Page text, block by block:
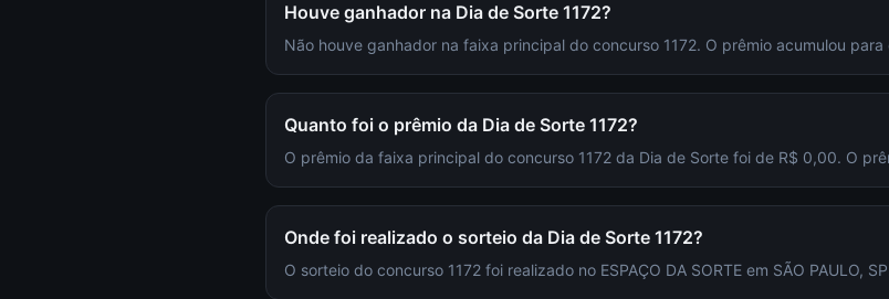
Houve ganhador na Dia de Sorte 1172?
Não houve ganhador na faixa principal do concurso 1172. O prêmio acumulou
Quanto foi o prêmio da Dia de Sorte 1172?
O prêmio da faixa principal do concurso 1172 da Dia de Sorte foi de R$ 0,00. O
Onde foi realizado o sorteio da Dia de Sorte 1172?
O sorteio do concurso 1172 foi realizado no ESPAÇO DA SORTE em SÃO PAULO,